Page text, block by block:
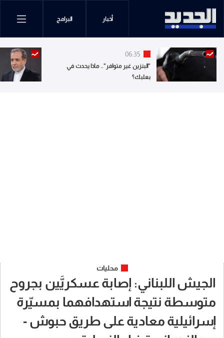
أخبار البرامج
06:35
"البنزين غير متوافر".. ماذا يحدث في
بعلبك؟
محليات
الجيش اللبناني: إصابة عسكريَّين بجروح
متوسطة نتيجة استهدافهما بمسيّرة
إسرائيلية معادية على طريق حبوش -